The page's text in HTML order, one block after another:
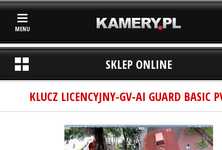
MENU
SKLEP ONLINE
KLUCZ LICENCYJNY-GV-AI GUARD BASIC